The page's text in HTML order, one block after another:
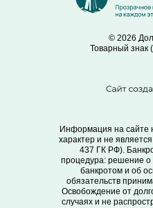
Информация на сайте
характер и не
437 ГК РФ).
процедура: решение о
банкротом и об
обязательств
Освобождение от
случаях и не
© 2026
Товарный знак